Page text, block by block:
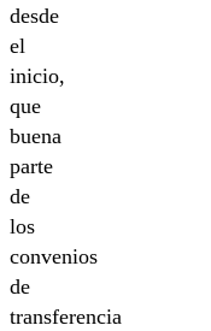
desde
el
inicio,
que
buena
parte
de
los
convenios
de
transferencia